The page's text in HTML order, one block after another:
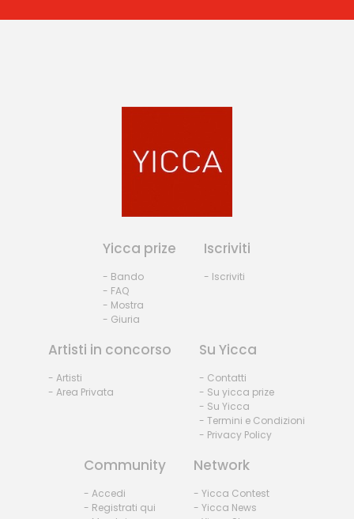
Yicca prize
- Bando
- FAQ
- Mostra
- Giuria
Iscriviti
- Iscriviti
Artisti in concorso
- Artisti
- Area Privata
Su Yicca
- Contatti
- Su yicca prize
- Su Yicca
- Termini e Condizioni
- Privacy Policy
Community
- Accedi
- Registrati qui
Network
- Yicca Contest
- Yicca News